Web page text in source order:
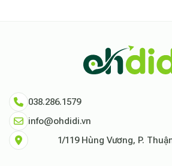
038.286.1579
info@ohdidi.vn
1/119 Hùng Vương, P.